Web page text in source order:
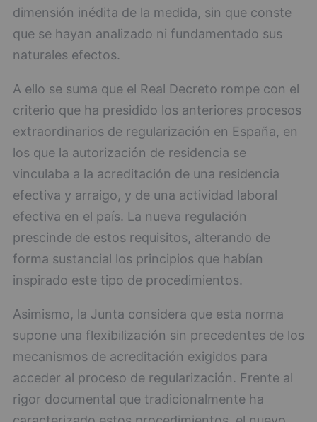
dimensión inédita de la medida, sin que conste
que se hayan analizado ni fundamentado sus
naturales efectos.
A ello se suma que el Real Decreto rompe con el
criterio que ha presidido los anteriores procesos
extraordinarios de regularización en España, en
los que la autorización de residencia se
vinculaba a la acreditación de una residencia
efectiva y arraigo, y de una actividad laboral
efectiva en el país. La nueva regulación
prescinde de estos requisitos, alterando de
forma sustancial los principios que habían
inspirado este tipo de procedimientos.
Asimismo, la Junta considera que esta norma
supone una flexibilización sin precedentes de los
mecanismos de acreditación exigidos para
acceder al proceso de regularización. Frente al
rigor documental que tradicionalmente ha